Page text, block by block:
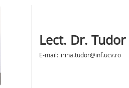
Lect. Dr.
E-mail: irina.tudor@inf.ucv.ro